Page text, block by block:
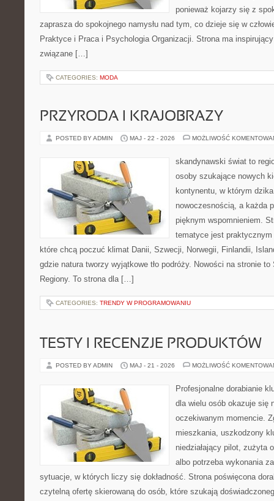
ponieważ kojarzy się z
zaprasza do spokojnego namysłu nad tym, co dzieje się w
Praktyce i Praca i Psychologia Organizacji. Strona ma
związane […]
CATEGORIES: MODA
PRZYRODA I KRAJOBRAZY
POSTED BY ADMIN MAJ - 22 - 2026 MOŻLIWOŚĆ
skandynawski świat to
osoby szukające nowych
kontynentu, w którym
nowoczesnością, a każda
pięknym wspomnieniem.
tematyce jest
które chcą poczuć klimat Danii, Szwecji, Norwegii, Finlandii,
gdzie natura tworzy wyjątkowe tło podróży. Nowości na stronie
Regiony. To strona dla […]
CATEGORIES: TRENDY W PROGRAMOWANIU
TESTY I RECENZJE PRODUKTÓW
POSTED BY ADMIN MAJ - 21 - 2026 MOŻLIWOŚĆ
Profesjonalne dorabianie
dla wielu osób okazuje się
oczekiwanym momencie.
mieszkania, uszkodzony
niedziałający pilot, zużyta
albo potrzeba wykonania
sytuacje, w których liczy się dokładność. Strona poświęcona
czytelną ofertę skierowaną do osób, które szukają